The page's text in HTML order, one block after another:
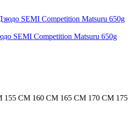
SEMI Competition Matsuru 650g
155 CM 160 CM 165 CM 170 CM 175